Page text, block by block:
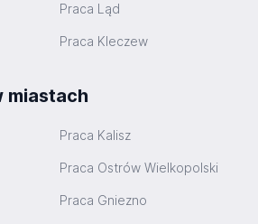
Praca Ląd
Praca Kleczew
miastach
Praca Kalisz
Praca Ostrów Wielkopolski
Praca Gniezno